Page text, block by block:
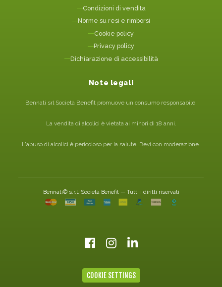
Condizioni di vendita
Norme su resi e rimborsi
Cookie policy
Privacy policy
Dichiarazione di accessibilità
Note legali
Bennati srl Società Benefit promuove un consumo responsabile.
La vendita di alcolici è vietata ai minori di 18 anni.
L'abuso di alcolici è pericoloso per la salute. Bevi con moderazione.
Bennati© s.r.l. Società Benefit — Tutti i diritti riservati
COOKIE SETTINGS